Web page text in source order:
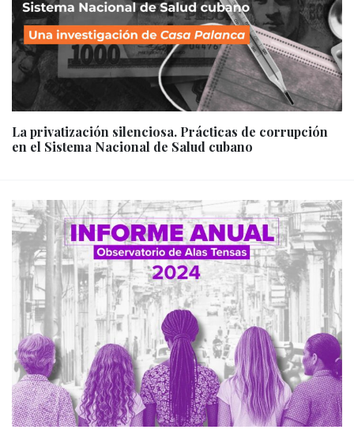
La privatización silenciosa. Prácticas de corrupción
en el Sistema Nacional de Salud cubano